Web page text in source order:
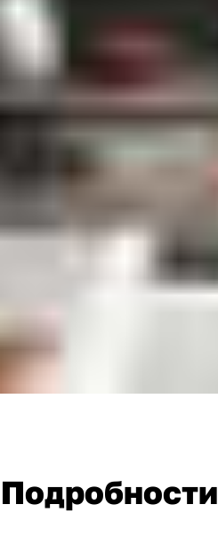
Подробности